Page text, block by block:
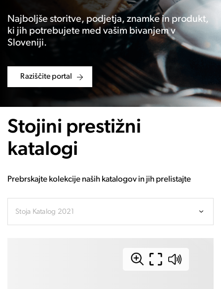
Najboljše storitve, podjetja, znamke in produkt,
ki jih potrebujete med vašim bivanjem v
Sloveniji.
Raziščite portal
Stojini prestižni
katalogi
Prebrskajte kolekcije naših katalogov in jih prelistajte
Stoja Katalog 2021